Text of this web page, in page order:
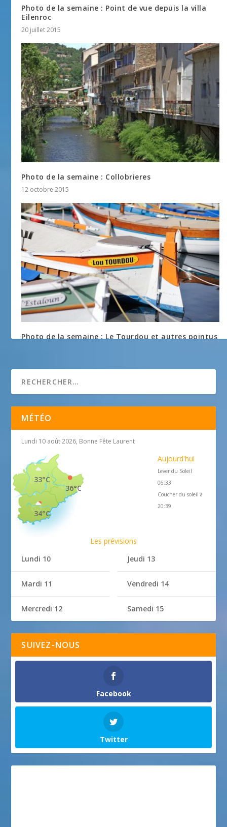
Photo de la semaine : Point de vue depuis la villa
Eilenroc
20 juillet 2015
Photo de la semaine : Collobrieres
12 octobre 2015
Photo de la semaine : Le Tourdou et autres pointus
MÉTÉO
Lundi 10 août 2026, Bonne Fête Laurent
36°C
33°C
34°C
Aujourd'hui
Lever du Soleil
06:33
Coucher du soleil à
20:39
Les prévisions
Lundi 10
Mardi 11
Mercredi 12
Jeudi 13
Vendredi 14
Samedi 15
SUIVEZ-NOUS
Facebook
Twitter